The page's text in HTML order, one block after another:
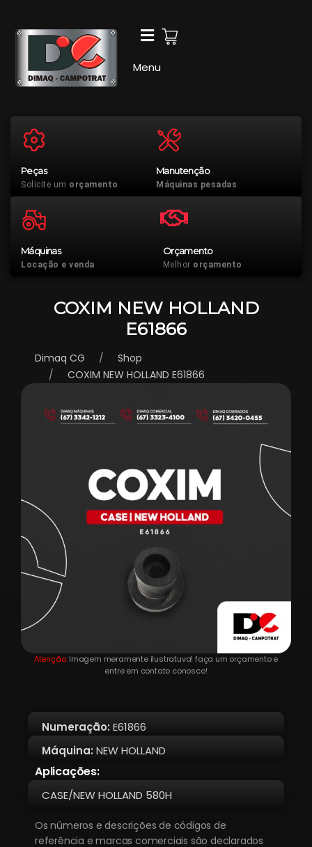
conteúdo
Menu
Peças
Solicite um orçamento
Manutenção
Máquinas pesadas
Máquinas
Locação e venda
Orçamento
Melhor orçamento
COXIM NEW HOLLAND
E61866
Dimaq CG
Shop
COXIM NEW HOLLAND E61866
Atenção: Imagem meramente ilustratuva! faça um orçamento e
entre em contato conosco!
Numeração:E61866
Máquina:NEW HOLLAND
Aplicações:
CASE/NEW HOLLAND 580H
Os números e descrições de códigos de
referência e marcas comerciais são declarados